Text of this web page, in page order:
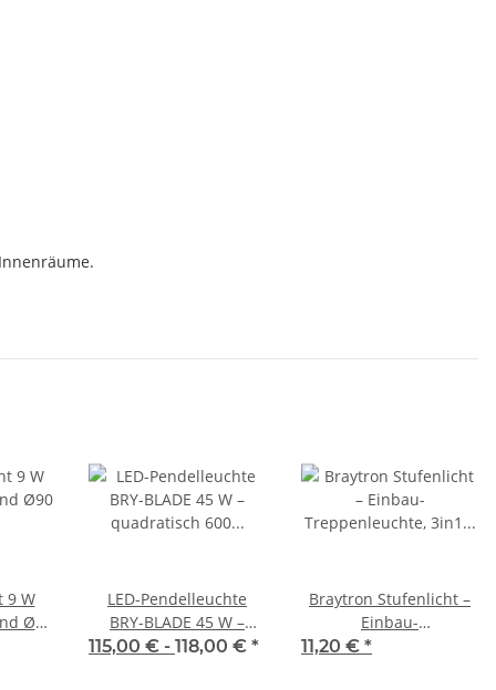
9 W
Ø90
LED-Pendelleuchte
BRY-BLADE 45 W –
quadratisch 600 × 600
115,00 € - 118,00 € *
Braytron Stufenlicht –
Einbau-
Treppenleuchte, 3in1
11,20 € *